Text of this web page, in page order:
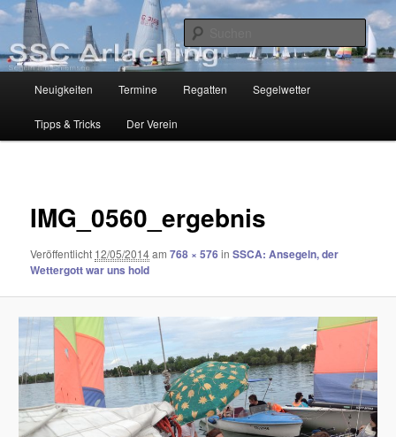
Zum
Inhalt
wechseln
SSC-Arlaching
Segelclub am Chiemsee
Neuigkeiten Termine Regatten Segelwetter
Tipps & Tricks Der Verein
IMG_0560_ergebnis
Veröffentlicht 12/05/2014am768 × 576inSSCA: Ansegeln, der
Wettergott war uns hold